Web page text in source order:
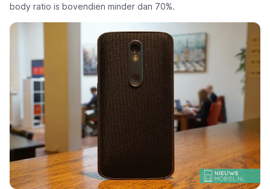
body ratio is bovendien minder dan 70%.